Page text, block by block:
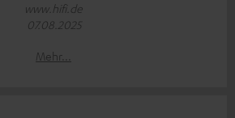
www.hifi.de
07.08.2025
Mehr...